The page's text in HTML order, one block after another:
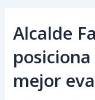
Alcalde
mejor